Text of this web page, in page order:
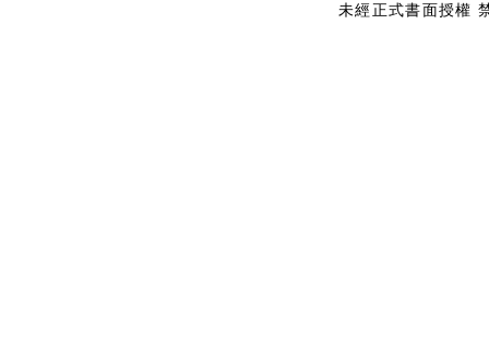
未經正式書面授權